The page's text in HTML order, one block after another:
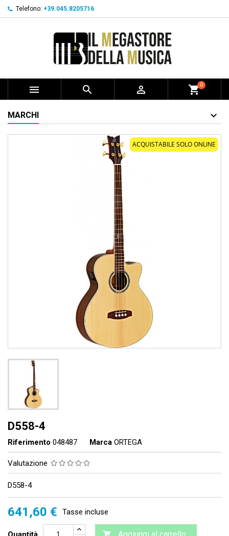
Telefono: +39.045.8205716
   shopping_cart0
MARCHI
ACQUISTABILE SOLO ONLINE
D558-4
Riferimento 048487 Marca ORTEGA
Valutazione
D558-4
641,60 € Tasse incluse